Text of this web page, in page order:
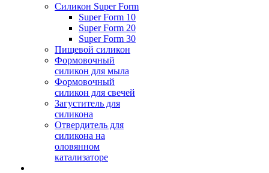
Силикон Super Form
Super Form 10
Super Form 20
Super Form 30
Пищевой силикон
Формовочный
силикон для мыла
Формовочный
силикон для свечей
Загуститель для
силикона
Отвердитель для
силикона на
оловянном
катализаторе